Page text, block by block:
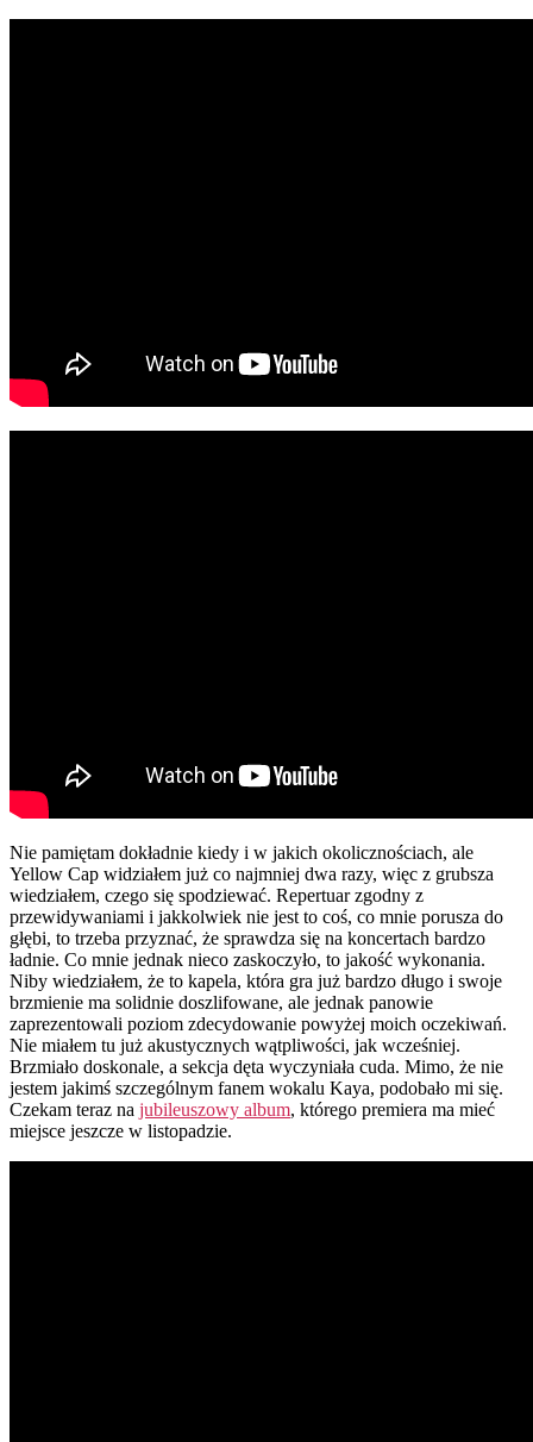
Nie pamiętam dokładnie kiedy i w jakich okolicznościach, ale
Yellow Cap widziałem już co najmniej dwa razy, więc z grubsza
wiedziałem, czego się spodziewać. Repertuar zgodny z
przewidywaniami i jakkolwiek nie jest to coś, co mnie porusza do
głębi, to trzeba przyznać, że sprawdza się na koncertach bardzo
ładnie. Co mnie jednak nieco zaskoczyło, to jakość wykonania.
Niby wiedziałem, że to kapela, która gra już bardzo długo i swoje
brzmienie ma solidnie doszlifowane, ale jednak panowie
zaprezentowali poziom zdecydowanie powyżej moich oczekiwań.
Nie miałem tu już akustycznych wątpliwości, jak wcześniej.
Brzmiało doskonale, a sekcja dęta wyczyniała cuda. Mimo, że nie
jestem jakimś szczególnym fanem wokalu Kaya, podobało mi się.
Czekam teraz na jubileuszowy album, którego premiera ma mieć
miejsce jeszcze w listopadzie.